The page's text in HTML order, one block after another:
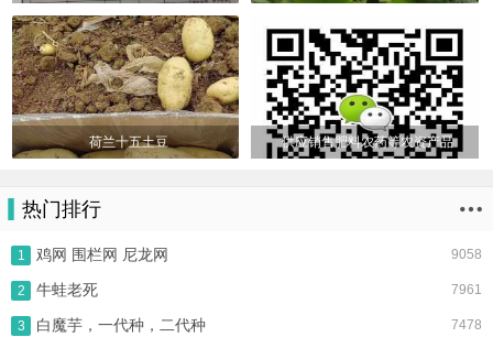
荷兰十五土豆 供应销售肥料农药等农资产品
热门排行
9058
1 鸡网 围栏网 尼龙网
7961
2 牛蛙老死
7478
3 白魔芋，一代种，二代种